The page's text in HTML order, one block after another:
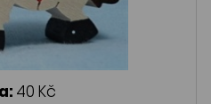
40 Kč